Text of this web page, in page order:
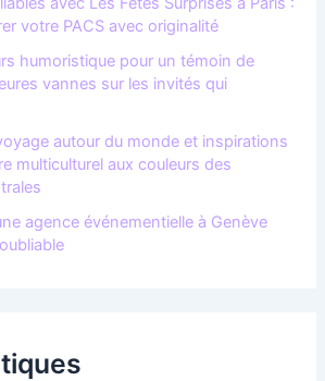
votre PACS avec originalité
humoristique pour un témoin de
vannes sur les invités qui
autour du monde et inspirations
multiculturel aux couleurs des
agence événementielle à Genève